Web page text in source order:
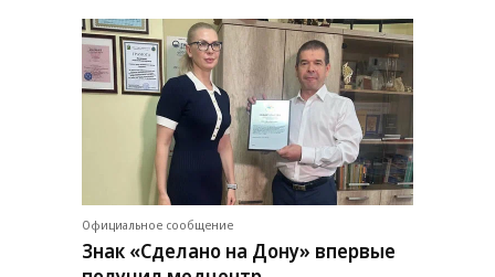
Официальное сообщение
Знак «Сделано на Дону» впервые